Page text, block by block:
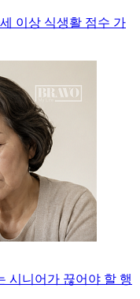
이상 식생활 점수 가
시니어가 끊어야 할 행